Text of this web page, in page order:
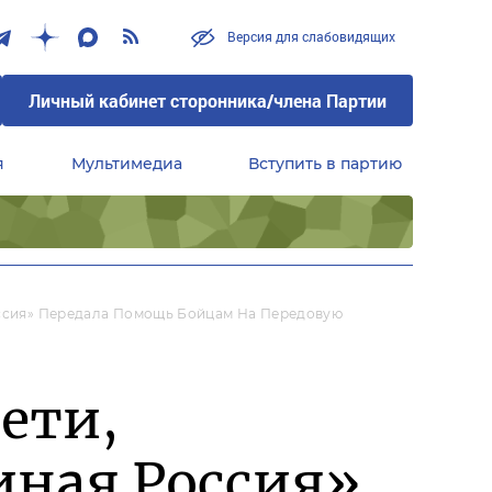
Версия для слабовидящих
Личный кабинет сторонника/члена Партии
Мультимедиа Вступить в партию
Передала Помощь Бойцам На Передовую